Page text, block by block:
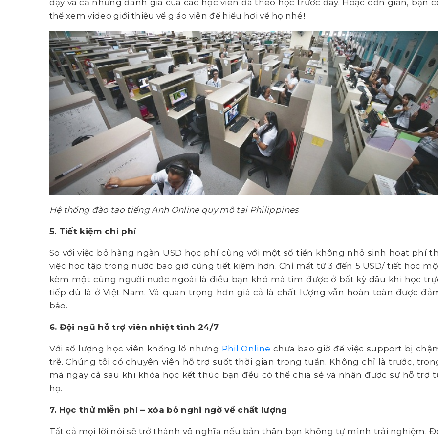
dạy và cả những đánh giá của các học viên đã theo học trước đây. Hoặc đơn giản, bạn
thể xem video giới thiệu về giáo viên để hiểu hơi về họ nhé!
Hệ thống đào tạo tiếng Anh Online quy mô tại Philippines
5. Tiết kiệm chi phí
So với việc bỏ hàng ngàn USD học phí cùng với một số tiền không nhỏ sinh hoạt phí
việc học tập trong nước bao giờ cũng tiết kiệm hơn. Chỉ mất từ 3 đến 5 USD/ tiết học
kèm một cùng người nước ngoài là điều bạn khó mà tìm được ở bất kỳ đâu khi học
tiếp dù là ở Việt Nam. Và quan trọng hơn giá cả là chất lượng vẫn hoàn toàn được
bảo.
6. Đội ngũ hỗ trợ viên nhiệt tình 24/7
Với số lượng học viên khổng lồ nhưng Phil Online chưa bao giờ để việc support bị
trễ. Chúng tôi có chuyên viên hỗ trợ suốt thời gian trong tuần. Không chỉ là trước,
mà ngay cả sau khi khóa học kết thúc bạn đều có thể chia sẻ và nhận được sự hỗ trợ
họ.
7. Học thử miễn phí – xóa bỏ nghi ngờ về chất lượng
Tất cả mọi lời nói sẽ trở thành vô nghĩa nếu bản thân bạn không tự mình trải nghiệm.